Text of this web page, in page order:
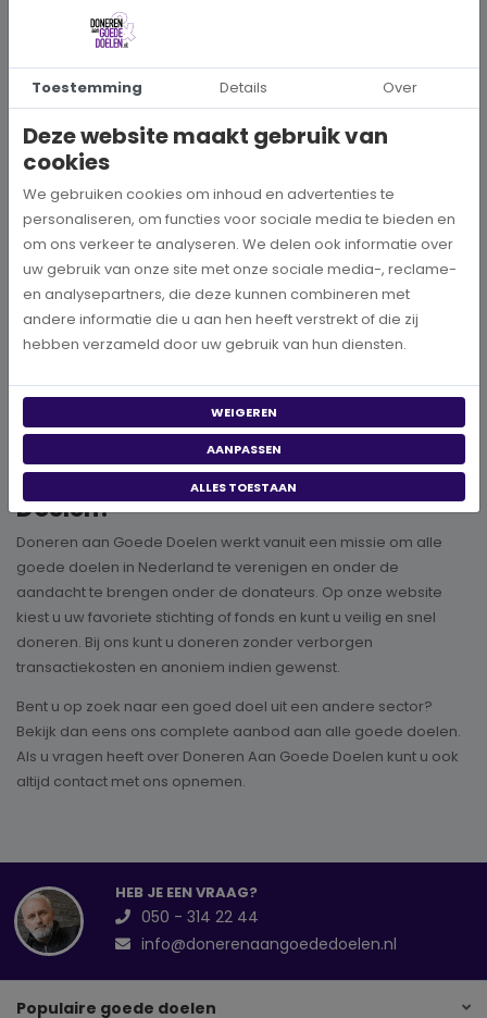
De Gezonde Stad
DONEER
Wilt u ook het milieu ondersteunen
Op Doneren aan Goede Doelen proberen wij zo\'n compleet
mogelijk aanbod te verzamelen voor alle stichtingen en
fondsen vanuit Nederland die zich inzetten voor het milieu. Er
veel verschillende organisaties die uw financiële steun heel
goed kunnen gebruiken. Door een steentje bij te dragen in de
strijd tegen dierenleed, kunnen deze stichtingen hulp bieden
zetten zich niet alleen in voor het milieu in in Nederland, maar
ook in het buitenland, waar de hulp zo hard nodig is, zetten de
doelen zich in.
Hoe werkt Doneren Aan Goede
Doelen?
Doneren aan Goede Doelen werkt vanuit een missie om alle
goede doelen in Nederland te verenigen en onder de
aandacht te brengen onder de donateurs. Op onze website
kiest u uw favoriete stichting of fonds en kunt u veilig en snel
doneren. Bij ons kunt u doneren zonder verborgen
transactiekosten en anoniem indien gewenst.
Bent u op zoek naar een goed doel uit een andere sector?
Bekijk dan eens ons complete aanbod aan alle goede doelen.
Als u vragen heeft over Doneren Aan Goede Doelen kunt u ook
altijd contact met ons opnemen.
HEB JE EEN VRAAG?
050 - 314 22 44
info@donerenaangoededoelen.nl
Populaire goede doelen
Toestemming Details Over
Deze website maakt gebruik van
cookies
We gebruiken cookies om inhoud en advertenties te
personaliseren, om functies voor sociale media te bieden en
om ons verkeer te analyseren. We delen ook informatie over
uw gebruik van onze site met onze sociale media-, reclame-
en analysepartners, die deze kunnen combineren met
andere informatie die u aan hen heeft verstrekt of die zij
hebben verzameld door uw gebruik van hun diensten.
WEIGEREN
AANPASSEN
ALLES TOESTAAN